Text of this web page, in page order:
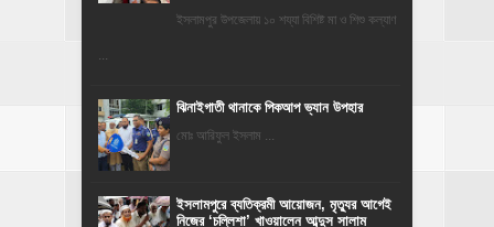
ইসলামপুর উপজেলায় ১০ শয্যা বিশিষ্ট মা ও শিশু কল্যাণ
...
ঝিনাইগাতী থানাকে পিকআপ ভ্যান উপহার
মোঃ আরিফুল ইসলাম ...
‎ইসলামপুরে ব্যতিক্রমী আয়োজন, মৃত্যুর আগেই
নিজের ‘চল্লিশা’ খাওয়ালেন আব্দুস সালাম